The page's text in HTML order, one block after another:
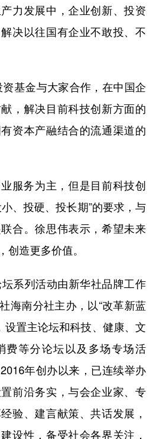
黑龙江
力发展中，企业创新、投资
决以往国有企业不敢投、不
基金与大家合作，在中国企
，解决目前科技创新方面的
资本产融结合的流通渠道的
务为主，但是目前科技创
、投硬、投长期”的要求，与
合。徐思伟表示，希望未来
创造更多价值。
列活动由新华社品牌工作
海南分社主办，以“改革新蓝
设置主论坛和科技、健康、文
费等分论坛以及多场专场活
年创办以来，已连续举办
前沿务实，与会企业家、专
验、建言献策、共话发展，
设性，备受社会各界关注，